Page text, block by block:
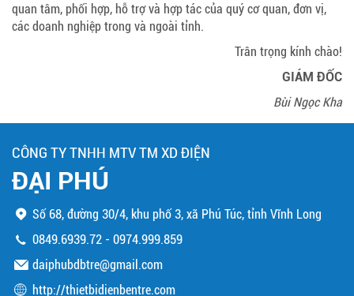
quan tâm, phối hợp, hỗ trợ và hợp tác của quý cơ quan, đơn vị,
các doanh nghiệp trong và ngoài tỉnh.
Trân trọng kính chào!
GIÁM ĐỐC
Bùi Ngọc Kha
CÔNG TY TNHH MTV TM XD ĐIỆN
ĐẠI PHÚ
Số 68, đường 30/4, khu phố 3, xã Phú Túc, tỉnh Vĩnh Long
0849.6939.72 -0974.999.859
daiphubdbtre@gmail.com
http://thietbidienbentre.com